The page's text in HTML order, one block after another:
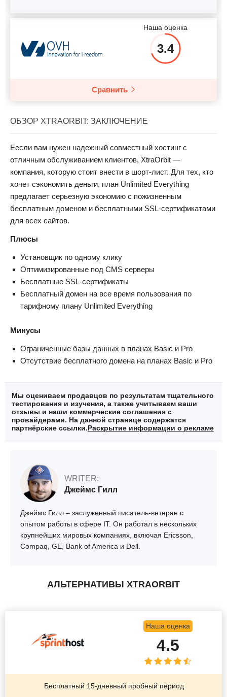
Наша оценка
3.4
Сравнить
ОБЗОР XTRAORBIT: ЗАКЛЮЧЕНИЕ
Еесли вам нужен надежный совместный хостинг с
отличным обслуживанием клиентов, XtraOrbit —
компания, которую стоит внести в шорт-лист. Для тех, кто
хочет сэкономить деньги, план Unlimited Everything
предлагает серьезную экономию с пожизненным
бесплатным доменом и бесплатными SSL-сертификатами
для всех сайтов.
Плюсы
Установщик по одному клику
Оптимизированные под CMS серверы
Бесплатные SSL-сертификаты
Бесплатный домен на все время пользования по
тарифному плану Unlimited Everything
Минусы
Ограниченные базы данных в планах Basic и Pro
Отсутствие бесплатного домена на планах Basic и Pro
Мы оцениваем продавцов по результатам тщательного
тестирования и изучения, а также учитываем ваши
отзывы и наши коммерческие соглашения с
провайдерами. На данной странице содержатся
партнёрские ссылки.Раскрытие информации о рекламе
WRITER:
Джеймс Гилл
Джеймс Гилл – заслуженный писатель-ветеран с
опытом работы в сфере IT. Он работал в нескольких
крупнейших мировых компаниях, включая Ericsson,
Compaq, GE, Bank of America и Dell.
АЛЬТЕРНАТИВЫ XTRAORBIT
Наша оценка
4.5
Бесплатный 15-дневный пробный период